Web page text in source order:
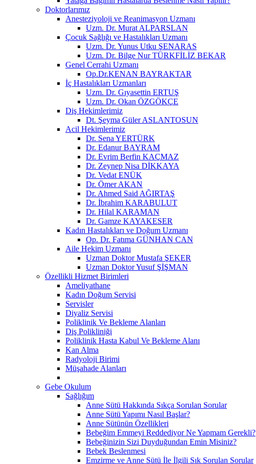
Doktorlarımız
Anesteziyoloji ve Reanimasyon Uzmanı
Uzm. Dr. Murat ALPARSLAN
Çocuk Sağlığı ve Hastalıkları Uzmanı
Uzm. Dr. Yunus Utku ŞENARAS
Uzm. Dr. Bilge Nur TÜRKFİLİZ BEKAR
Genel Cerrahi Uzmanı
Op.Dr.KENAN BAYRAKTAR
İç Hastalıkları Uzmanları
Uzm. Dr. Gıyasettin ERTUŞ
Uzm. Dr. Okan ÖZGÖKÇE
Diş Hekimlerimiz
Dt. Şeyma Güler ASLANTOSUN
Acil Hekimlerimiz
Dr. Sena YERTÜRK
Dr. Edanur BAYRAM
Dr. Evrim Berfin KAÇMAZ
Dr. Zeynep Nisa DİKKAYA
Dr. Vedat ENÜK
Dr. Ömer AKAN
Dr. Ahmed Said AĞIRTAŞ
Dr. İbrahim KARABULUT
Dr. Hilal KARAMAN
Dr. Gamze KAYAKESER
Kadın Hastalıkları ve Doğum Uzmanı
Op. Dr. Fatıma GÜNHAN CAN
Aile Hekim Uzmanı
Uzman Doktor Mustafa ŞEKER
Uzman Doktor Yusuf ŞİŞMAN
Özellikli Hizmet Birimleri
Ameliyathane
Kadın Doğum Servisi
Servisler
Diyaliz Servisi
Poliklinik Ve Bekleme Alanları
Diş Polikliniği
Poliklinik Hasta Kabul Ve Bekleme Alanı
Kan Alma
Radyoloji Birimi
Müşahade Alanları
Gebe Okulum
Sağlığım
Anne Sütü Hakkında Sıkça Sorulan Sorular
Anne Sütü Yapımı Nasıl Başlar?
Anne Sütünün Özellikleri
Bebeğim Emmeyi Reddediyor Ne Yapmam Gerekli?
Bebeğinizin Sizi Duyduğundan Emin Misiniz?
Bebek Beslenmesi
Emzirme ve Anne Sütü İle İlgili Sık Sorulan Sorular